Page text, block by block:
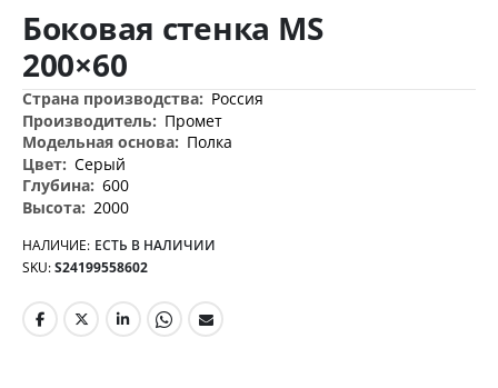
к
началу
изображений
Боковая стенка MS
200×60
Дополнительная
информация
Россия
Промет
Полка
Серый
600
2000
НАЛИЧИЕ: ЕСТЬ В НАЛИЧИИ
SKU S24199558602